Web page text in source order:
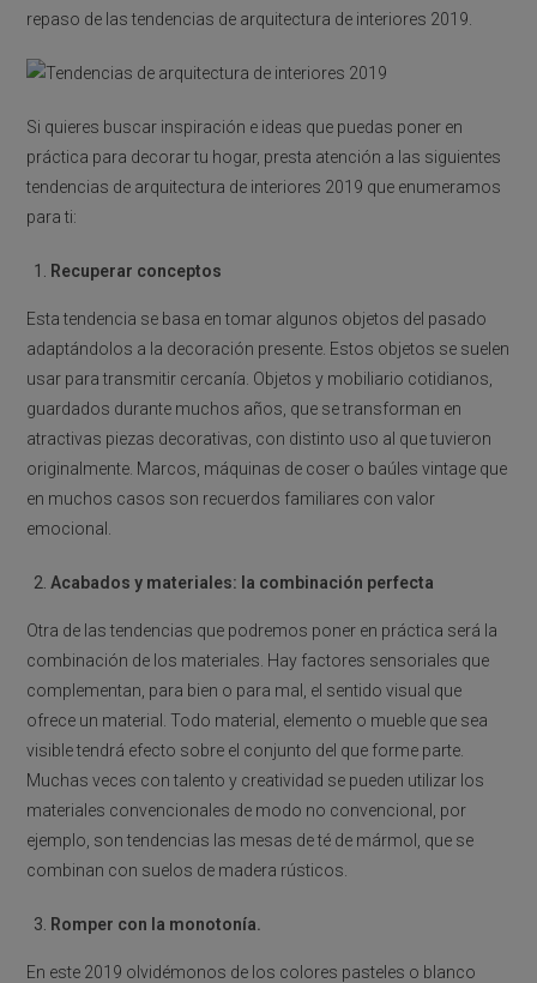
repaso de las tendencias de arquitectura de interiores 2019.
Si quieres buscar inspiración e ideas que puedas poner en
práctica para decorar tu hogar, presta atención a las siguientes
tendencias de arquitectura de interiores 2019 que enumeramos
para ti:
Recuperar conceptos
Esta tendencia se basa en tomar algunos objetos del pasado
adaptándolos a la decoración presente. Estos objetos se suelen
usar para transmitir cercanía. Objetos y mobiliario cotidianos,
guardados durante muchos años, que se transforman en
atractivas piezas decorativas, con distinto uso al que tuvieron
originalmente. Marcos, máquinas de coser o baúles vintage que
en muchos casos son recuerdos familiares con valor
emocional.
Acabados y materiales: la combinación perfecta
Otra de las tendencias que podremos poner en práctica será la
combinación de los materiales. Hay factores sensoriales que
complementan, para bien o para mal, el sentido visual que
ofrece un material. Todo material, elemento o mueble que sea
visible tendrá efecto sobre el conjunto del que forme parte.
Muchas veces con talento y creatividad se pueden utilizar los
materiales convencionales de modo no convencional, por
ejemplo, son tendencias las mesas de té de mármol, que se
combinan con suelos de madera rústicos.
Romper con la monotonía.
En este 2019 olvidémonos de los colores pasteles o blanco